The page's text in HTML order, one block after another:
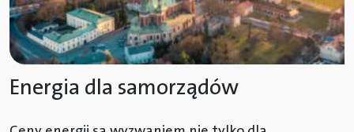
Energia dla samorządów